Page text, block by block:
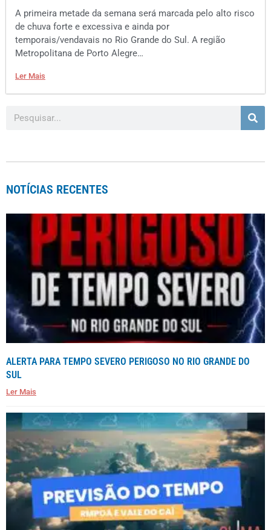
A primeira metade da semana será marcada pelo alto risco
de chuva forte e excessiva e ainda por
temporais/vendavais no Rio Grande do Sul. A região
Metropolitana de Porto Alegre…
Ler Mais
NOTÍCIAS RECENTES
ALERTA PARA TEMPO SEVERO PERIGOSO NO RIO GRANDE DO
SUL
Ler Mais